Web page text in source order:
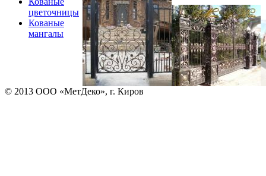
цветочницы
Кованые
мангалы
© 2013 ООО «МетДеко», г. Киров